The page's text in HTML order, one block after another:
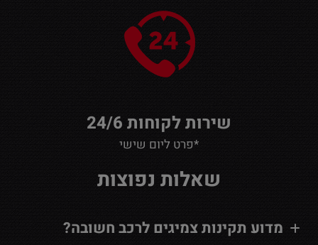
שירות לקוחות 24/6
*פרט ליום שישי
שאלות נפוצות
מדוע תקינות צמיגים לרכב חשובה?